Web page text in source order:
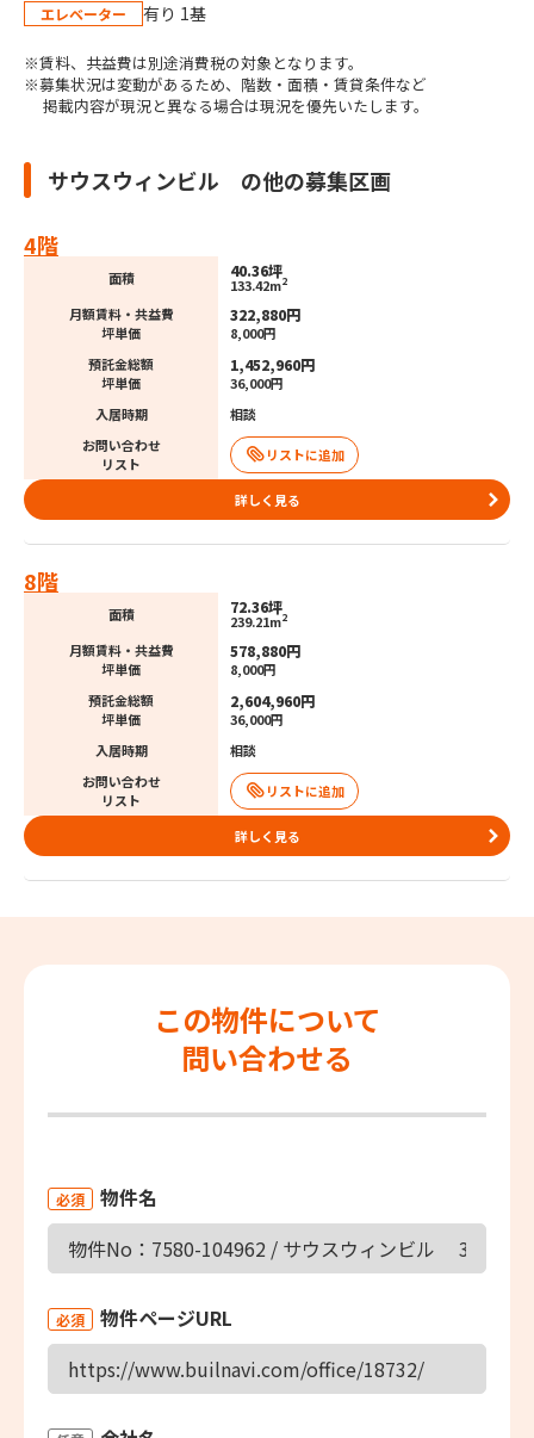
エレベーター
有り 1基
※賃料、共益費は別途消費税の対象となります。
※募集状況は変動があるため、階数・面積・賃貸条件など
掲載内容が現況と異なる場合は現況を優先いたします。
サウスウィンビル の他の募集区画
4階
面積 40.36坪
133.42m2
月額賃料・共益費
坪単価
322,880円
8,000円
預託金総額
坪単価
1,452,960円
36,000円
入居時期
相談
お問い合わせ
リスト
詳しく見る
8階
面積 72.36坪
239.21m2
月額賃料・共益費
坪単価
578,880円
8,000円
預託金総額
坪単価
2,604,960円
36,000円
入居時期
相談
お問い合わせ
リスト
詳しく見る
この物件について
問い合わせる
必須 物件名
必須 物件ページURL